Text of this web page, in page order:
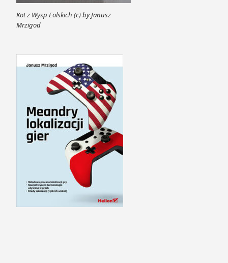
Kot z Wysp Eolskich (c) by Janusz
Mrzigod